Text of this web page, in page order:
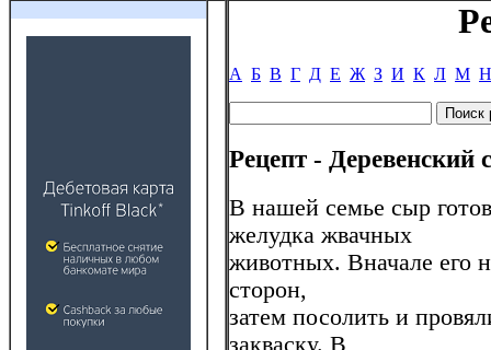
А Б В Г Д Е Ж З И К Л М Н
Рецепт - Деревенский
В нашей семье сыр
желудка жвачных
животных. Вначале его
сторон,
затем посолить и
закваску. В